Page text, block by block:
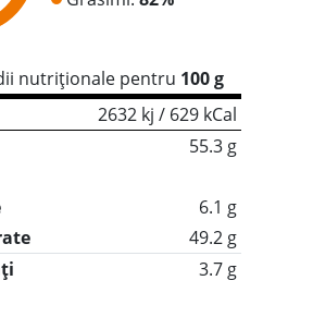
nutriționale pentru 100 g
2632 kj / 629 kCal
55.3 g
6.1 g
49.2 g
3.7 g